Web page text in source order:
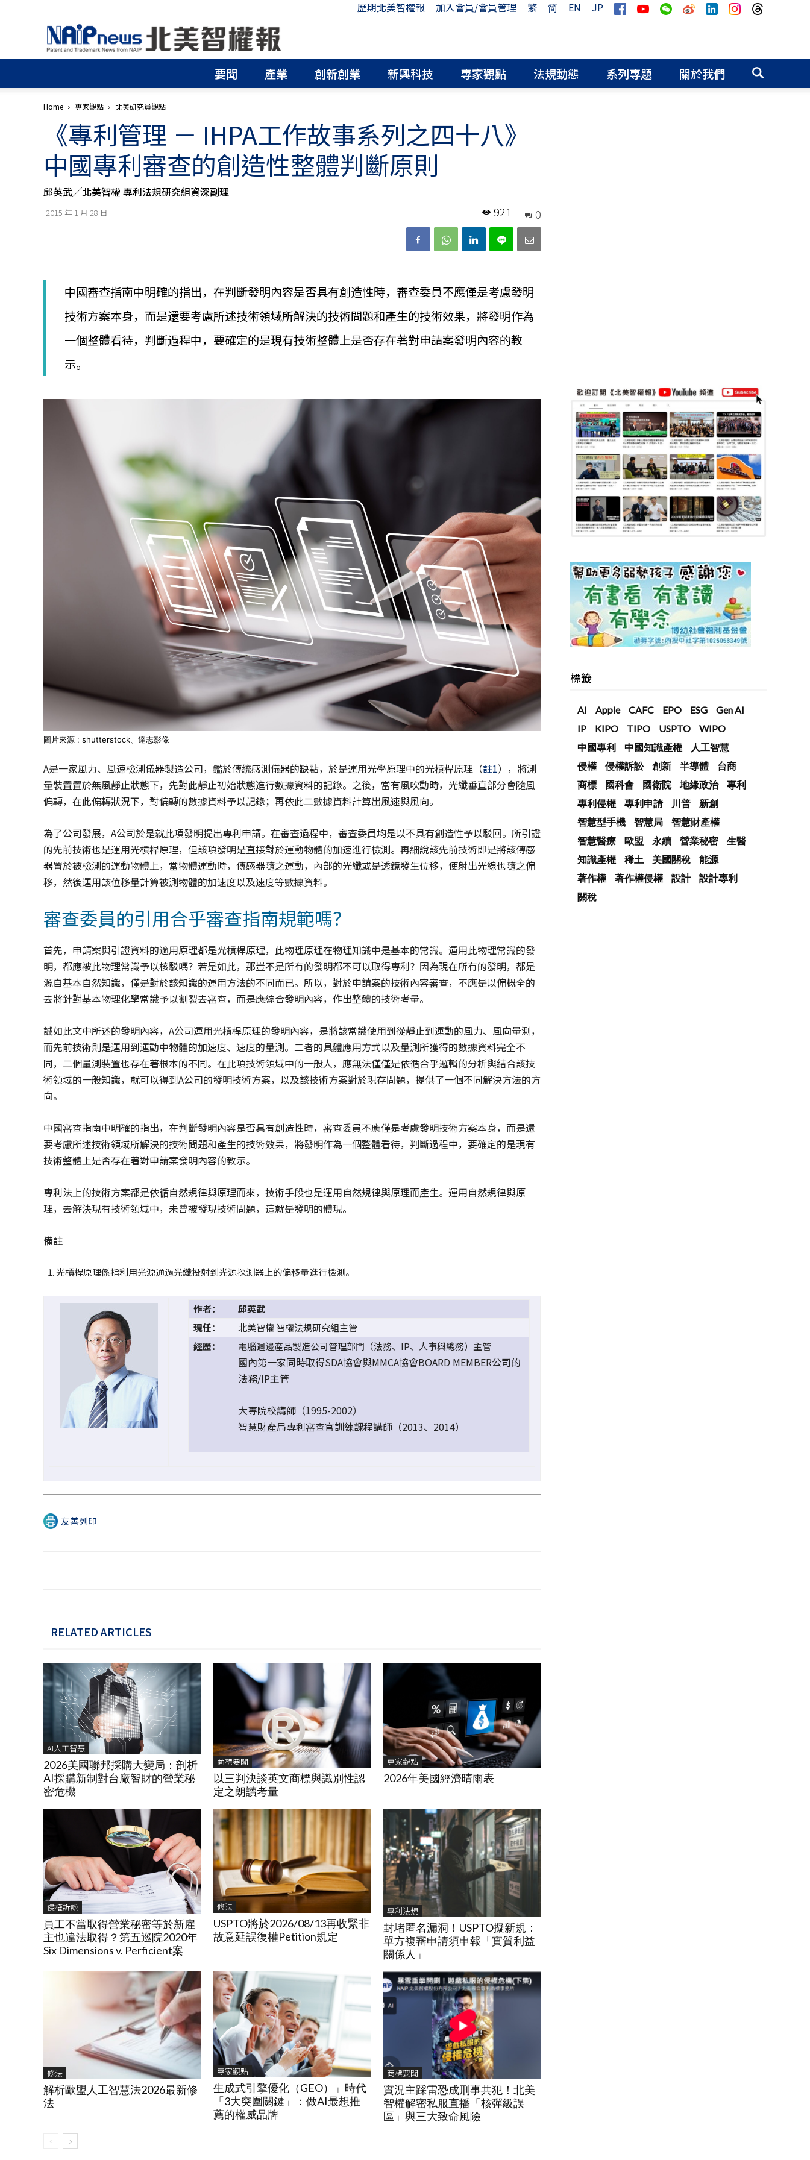
歷期北美智權報 加入會員/會員管理 繁 简 EN
JP
北
美
智
權
│
利
申
請
│
商
標
申
請
智
財
權
顧
問
局
專
利
要聞 產業 創新創業 新興科技 專家觀點 法規動態 系列專題 關於我們
Home 專家觀點 北美研究員觀點
《專利管理 － IHPA工作故事系列之四十八》
中國專利審查的創造性整體判斷原則
邱英武╱北美智權 專利法規研究組資深副理
2015 年 1 月 28 日 0
921
中國審查指南中明確的指出，在判斷發明內容是否具有創造性時，審查委員不應僅是考慮發明
技術方案本身，而是還要考慮所述技術領域所解決的技術問題和產生的技術效果，將發明作為
一個整體看待，判斷過程中，要確定的是現有技術整體上是否存在著對申請案發明內容的教
示。
圖片來源 : shutterstock、達志影像
A是一家風力、風速檢測儀器製造公司，鑑於傳統感測儀器的缺點，於是運用光學原理中的光槓桿原理（註1），將測
量裝置置於無風靜止狀態下，先對此靜止初始狀態進行數據資料的記錄。之後，當有風吹動時，光纖垂直部分會隨風
偏轉，在此偏轉狀況下，對偏轉的數據資料予以記錄；再依此二數據資料計算出風速與風向。
為了公司發展，A公司於是就此項發明提出專利申請。在審查過程中，審查委員均是以不具有創造性予以駁回。所引證
的先前技術也是運用光槓桿原理，但該項發明是直接對於運動物體的加速進行檢測。再細說該先前技術即是將該傳感
器置於被檢測的運動物體上，當物體運動時，傳感器隨之運動，內部的光纖或是透鏡發生位移，使射出光線也隨之偏
移，然後運用該位移量計算被測物體的加速度以及速度等數據資料。
審查委員的引用合乎審查指南規範嗎？
首先，申請案與引證資料的適用原理都是光槓桿原理，此物理原理在物理知識中是基本的常識。運用此物理常識的發
明，都應被此物理常識予以核駁嗎？若是如此，那豈不是所有的發明都不可以取得專利？因為現在所有的發明，都是
源自基本自然知識，僅是對於該知識的運用方法的不同而已。所以，對於申請案的技術內容審查，不應是以偏概全的
去將針對基本物理化學常識予以割裂去審查，而是應綜合發明內容，作出整體的技術考量。
誠如此文中所述的發明內容，A公司運用光槓桿原理的發明內容，是將該常識使用到從靜止到運動的風力、風向量測，
而先前技術則是運用到運動中物體的加速度、速度的量測。二者的具體應用方式以及量測所獲得的數據資料完全不
同，二個量測裝置也存在著根本的不同。在此項技術領域中的一般人，應無法僅僅是依循合乎邏輯的分析與結合該技
術領域的一般知識，就可以得到A公司的發明技術方案，以及該技術方案對於現存問題，提供了一個不同解決方法的方
向。
中國審查指南中明確的指出，在判斷發明內容是否具有創造性時，審查委員不應僅是考慮發明技術方案本身，而是還
要考慮所述技術領域所解決的技術問題和產生的技術效果，將發明作為一個整體看待，判斷過程中，要確定的是現有
技術整體上是否存在著對申請案發明內容的教示。
專利法上的技術方案都是依循自然規律與原理而來，技術手段也是運用自然規律與原理而產生。運用自然規律與原
理，去解決現有技術領域中，未曾被發現技術問題，這就是發明的體現。
備註
光槓桿原理係指利用光源通過光纖投射到光源探測器上的偏移量進行檢測。
作者：
邱英武
現任：
北美智權 智權法規研究組主管
經歷：
電腦週邊產品製造公司管理部門（法務、IP、人事與總務）主管
國內第一家同時取得SDA協會與MMCA協會BOARD MEMBER公司的
法務/IP主管
大專院校講師（1995-2002）
智慧財產局專利審查官訓練課程講師（2013、2014）
友善列印
RELATED ARTICLES
AI人工智慧
2026美國聯邦採購大變局：剖析
AI採購新制對台廠智財的營業秘
密危機
商標要聞
以三判決談英文商標與識別性認
定之朗讀考量
專家觀點
2026年美國經濟晴雨表
侵權訴訟
員工不當取得營業秘密等於新雇
主也違法取得？第五巡院2020年
Six Dimensions v. Perficient案
修法
USPTO將於2026/08/13再收緊非
故意延誤復權Petition規定
專利法規
封堵匿名漏洞！USPTO擬新規：
單方複審申請須申報「實質利益
關係人」
修法
解析歐盟人工智慧法2026最新修
法
專家觀點
生成式引擎優化（GEO）」時代
「3大突圍關鍵」：做AI最想推
薦的權威品牌
商標要聞
實況主踩雷恐成刑事共犯！北美
智權解密私服直播「核彈級誤
區」與三大致命風險
標籤
AI Apple CAFC EPO ESG
Gen AI
IP
KIPO TIPO USPTO
WIPO
中國專利
中國知識產權
人工智慧
侵權
侵權訴訟 創新 半導體
台商
商標
國科會 國衛院 地緣政治
專利
專利侵權
專利申請 川普
新創
智慧型手機
智慧局
智慧財產權
智慧醫療
歐盟 永續 營業秘密
生醫
知識產權
稀土 美國關稅
能源
著作權
著作權侵權 設計
設計專利
關稅